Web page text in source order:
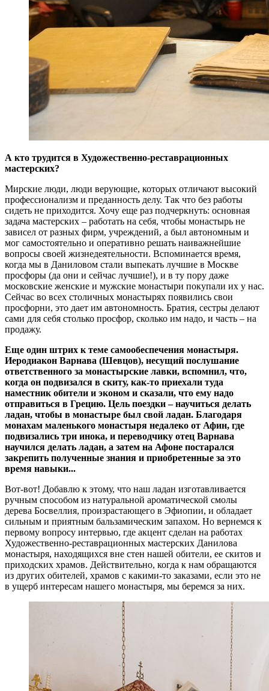
А кто трудится в Художественно-реставрационных
мастерских?
Мирские люди, люди верующие, которых отличают высокий
профессионализм и преданность делу. Так что без работы
сидеть не приходится. Хочу еще раз подчеркнуть: основная
задача мастерских – работать на себя, чтобы монастырь не
зависел от разных фирм, учреждений, а был автономным и
мог самостоятельно и оперативно решать наиважнейшие
вопросы своей жизнедеятельности. Вспоминается время,
когда мы в Даниловом стали выпекать лучшие в Москве
просфоры (да они и сейчас лучшие!), и в ту пору даже
московские женские и мужские монастыри покупали их у нас.
Сейчас во всех столичных монастырях появились свои
просфорни, это дает им автономность. Братия, сестры делают
сами для себя столько просфор, сколько им надо, и часть – на
продажу.
Еще один штрих к теме самообеспечения монастыря.
Иеродиакон Варнава (Шевцов), несущий послушание
ответственного за монастырские лавки, вспомнил, что,
когда он подвизался в скиту, как-то приехали туда
наместник обители и эконом и сказали, что ему надо
отправиться в Грецию. Цель поездки – научиться делать
ладан, чтобы в монастыре был свой ладан. Благодаря
монахам маленького монастыря недалеко от Афин, где
подвизались три инока, и переводчику отец Варнава
научился делать ладан, а затем на Афоне постарался
закрепить полученные знания и приобретенные за это
время навыки...
Вот-вот! Добавлю к этому, что наш ладан изготавливается
ручным способом из натуральной ароматической смолы
дерева Босвеллия, произрастающего в Эфиопии, и обладает
сильным и приятным бальзамическим запахом. Но вернемся к
первому вопросу интервью, где акцент сделан на работах
Художественно-реставрационных мастерских Данилова
монастыря, находящихся вне стен нашей обители, ее скитов и
приходских храмов. Действительно, когда к нам обращаются
из других обителей, храмов с какими-то заказами, если это не
в ущерб интересам нашего монастыря, мы беремся за них.